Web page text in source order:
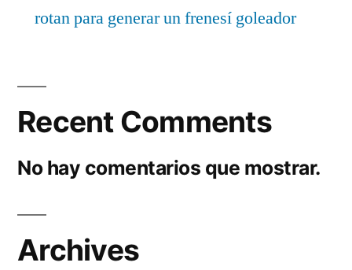
rotan para generar un frenesí goleador
Recent Comments
No hay comentarios que mostrar.
Archives